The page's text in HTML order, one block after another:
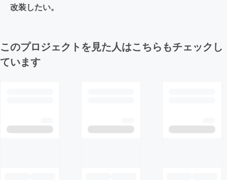
改装したい。
このプロジェクトを見た人はこちらもチェックし
ています